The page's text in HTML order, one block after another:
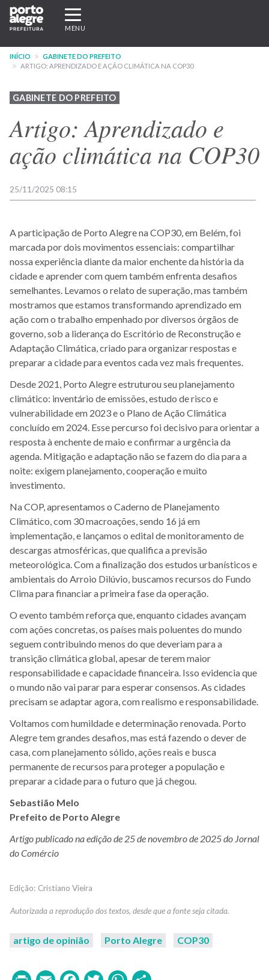
Pular
para
conteúdo
principal
Expandir/recolher
navegação
MENU
INÍCIO
GABINETE DO PREFEITO
ARTIGO: APRENDIZADO E AÇÃO CLIMÁTICA NA COP30
GABINETE DO PREFEITO
Artigo: Aprendizado e
ação climática na COP30
25/11/2025 08:15
A participação de Porto Alegre na COP30, em Belém, foi
marcada por dois movimentos essenciais: compartilhar
nossa experiência diante da maior enchente da história da
cidade e aprender com quem também enfrenta desafios
semelhantes. Levamos o relato de superação, mas também
mostramos que estamos transformando aprendizado em
ação com o trabalho empenhado por diversos órgãos de
governo, sob a liderança do Escritório de Reconstrução e
Adaptação Climática, criado para organizar respostas e
preparar a cidade para eventos cada vez mais frequentes.
Desde 2021, Porto Alegre estruturou seu planejamento
climático: inventário de emissões, estudo de risco e
vulnerabilidade em 2023 e o Plano de Ação Climática
concluído em 2024. Esse percurso foi decisivo para orientar a
resposta à enchente de maio e confirmar a urgência da
agenda. Mitigação e adaptação não se fazem do dia para a
noite: exigem planejamento, cooperação e muito
investimento.
Na COP, apresentamos o Caderno de Planejamento
Climático, com 30 macroações, sendo 16 já em
implementação, e lançamos o edital de monitoramento de
descargas atmosféricas, que qualifica a previsão
meteorológica. Com a finalização dos estudos urbanísticos e
ambientais do Arroio Dilúvio, buscamos recursos do Fundo
Clima para financiar a primeira fase da operação.
O evento também reforça que, enquanto cidades avançam
com ações concretas, os países mais poluentes do mundo
seguem contribuindo menos do que deveriam para a
transição climática global, apesar de terem maior
responsabilidade e capacidade financeira. Isso evidencia que
o mundo não vai parar para esperar consensos. As cidades
precisam se adaptar agora, com realismo e responsabilidade.
Voltamos com humildade e determinação renovada. Porto
Alegre tem grandes desafios, mas está fazendo o dever de
casa, com planejamento sólido, ações reais e busca
permanente de recursos para proteger a população e
preparar a cidade para o futuro que já chegou.
Sebastião Melo
Prefeito de Porto Alegre
Artigo publicado na edição de 25 de novembro de 2025 do Jornal
do Comércio
Cristiano Vieira
artigo de opinião Porto Alegre COP30